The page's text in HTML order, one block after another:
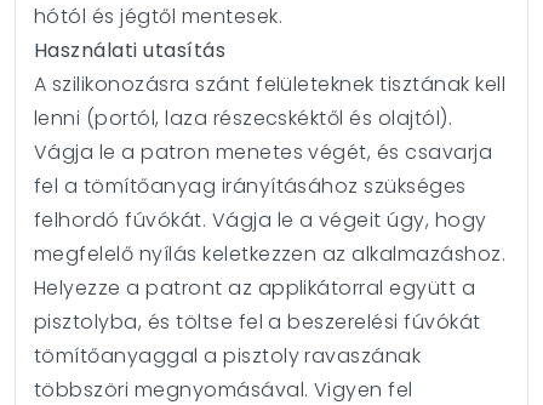
hótól és jégtől mentesek.
Használati utasítás
A szilikonozásra szánt felületeknek tisztának kell
lenni (portól, laza részecskéktől és olajtól).
Vágja le a patron menetes végét, és csavarja
fel a tömítőanyag irányításához szükséges
felhordó fúvókát. Vágja le a végeit úgy, hogy
megfelelő nyílás keletkezzen az alkalmazáshoz.
Helyezze a patront az applikátorral együtt a
pisztolyba, és töltse fel a beszerelési fúvókát
tömítőanyaggal a pisztoly ravaszának
többszöri megnyomásával. Vigyen fel